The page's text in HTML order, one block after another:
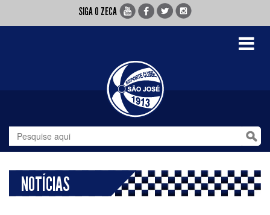
SIGA O ZECA
Toggle
NOTÍCIAS